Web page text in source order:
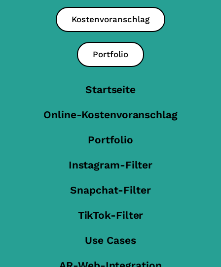
Kostenvoranschlag
Portfolio
Startseite
Online-Kostenvoranschlag
Portfolio
Instagram-Filter
Snapchat-Filter
TikTok-Filter
Use Cases